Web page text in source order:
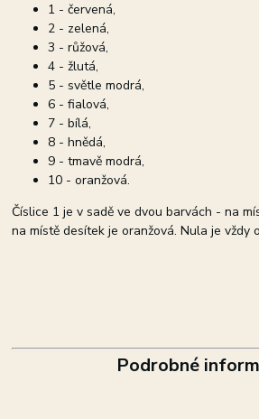
1 - červená,
2 - zelená,
3 - růžová,
4 - žlutá,
5 - světle modrá,
6 - fialová,
7 - bílá,
8 - hnědá,
9 - tmavě modrá,
10 - oranžová.
Číslice 1 je v sadě ve dvou barvách - na
na místě desítek je oranžová. Nula je vždy
Podrobné